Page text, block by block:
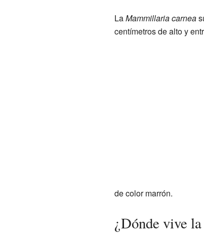
LaMammillaria carnea
centímetros de alto y
de color marrón.
¿Dónde vive